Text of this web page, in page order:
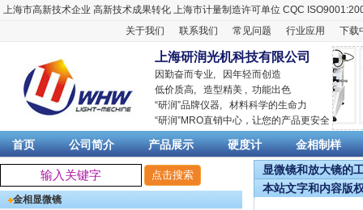
上海市高新技术企业 高新技术成果转化 上海市计量制造许可单位 CQC
关于我们
联系我们 常见问题 行业应用 下载
上海研润光机科技有限公司
因勤奋而专业, 因年轻而创造
低价质高, 造型精美 , 功能出色
“研润”品牌仪器, 材料科学的生命力
“研润”MRO直销中心，让您的产品更安全
首页 公司简介 产品展示 硬度计 金相制样
金相显微镜
显微镜和放大镜的
本站文字和内容版